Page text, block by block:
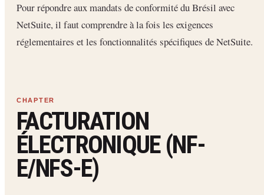
Pour répondre aux mandats de conformité du Brésil avec
NetSuite, il faut comprendre à la fois les exigences
réglementaires et les fonctionnalités spécifiques de NetSuite.
FACTURATION
ÉLECTRONIQUE (NF-
E/NFS-E)